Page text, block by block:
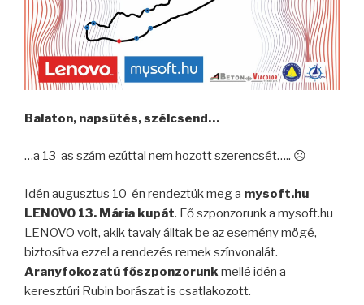
Balaton, napsütés, szélcsend…
…a 13-as szám ezúttal nem hozott szerencsét….. ☹
Idén augusztus 10-én rendeztük meg a mysoft.hu
LENOVO 13. Mária kupát. Fő szponzorunk a mysoft.hu
LENOVO volt, akik tavaly álltak be az esemény mögé,
biztosítva ezzel a rendezés remek színvonalát.
Aranyfokozatú főszponzorunkmellé idén a
keresztúri Rubin borászat is csatlakozott.